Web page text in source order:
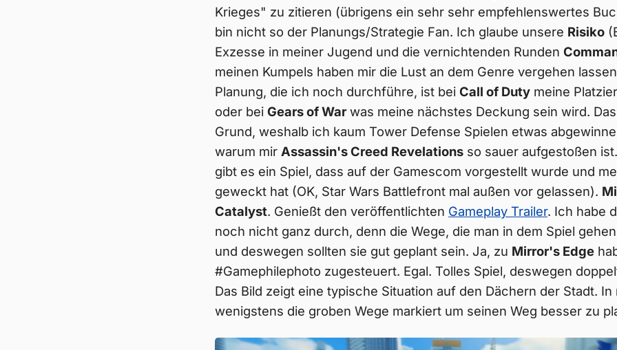
Krieges" zu zitieren (übrigens ein sehr sehr empfehlenswertes
bin nicht so der Planungs/Strategie Fan. Ich glaube unsere Risiko
Exzesse in meiner Jugend und die vernichtenden Runden
meinen Kumpels haben mir die Lust an dem Genre vergehen
Planung, die ich noch durchführe, ist bei Call of Duty meine
oder bei Gears of Warwas meine nächstes Deckung sein wird.
Grund, weshalb ich kaum Tower Defense Spielen etwas
warum mir Assassin's Creed Revelations so sauer aufgestoßen
gibt es ein Spiel, dass auf der Gamescom vorgestellt wurde und
geweckt hat (OK, Star Wars Battlefront mal außen vor gelassen).
Catalyst. Genießt den veröffentlichten Gameplay Trailer. Ich habe
noch nicht ganz durch, denn die Wege, die man in dem Spiel
und deswegen sollten sie gut geplant sein. Ja, zu Mirror's Edge
#Gamephilephoto zugesteuert. Egal. Tolles Spiel, deswegen
Das Bild zeigt eine typische Situation auf den Dächern der Stadt.
wenigstens die groben Wege markiert um seinen Weg besser zu